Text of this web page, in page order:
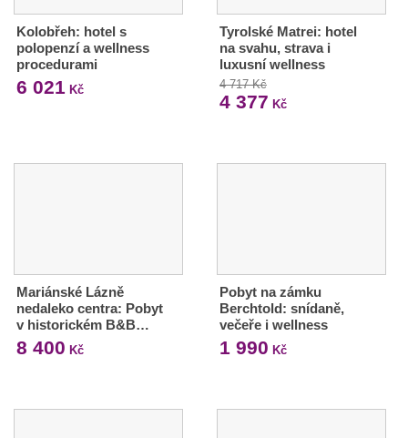
Kolobřeh: hotel s
polopenzí a wellness
procedurami
6 021 Kč
Tyrolské Matrei: hotel
na svahu, strava i
luxusní wellness
4 717 Kč
4 377 Kč
Mariánské Lázně
nedaleko centra: Pobyt
v historickém B&B…
8 400 Kč
Pobyt na zámku
Berchtold: snídaně,
večeře i wellness
1 990 Kč